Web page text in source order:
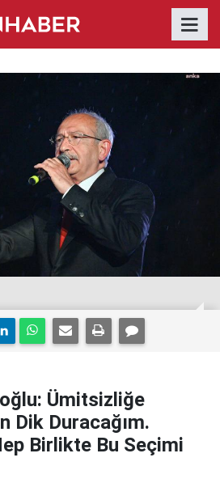
Ümitsizliğe
Dik Duracağım.
Birlikte Bu Seçimi